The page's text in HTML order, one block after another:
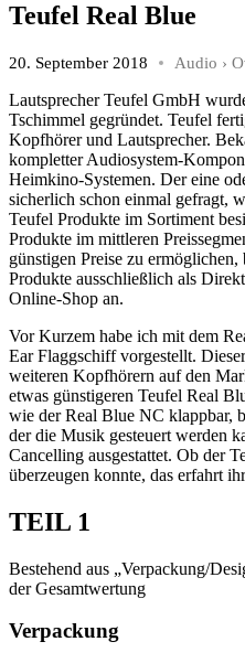
Teufel Real Blue
20. September 2018 Audio ›
Lautsprecher Teufel GmbH
Tschimmel gegründet. Teufel
Kopfhörer und Lautsprecher.
kompletter Audiosystem-
Heimkino-Systemen. Der eine
sicherlich schon einmal gefragt,
Teufel Produkte im Sortiment
Produkte im mittleren
günstigen Preise zu
Produkte ausschließlich als
Online-Shop an.
Vor Kurzem habe ich mit dem
Ear Flaggschiff vorgestellt.
weiteren Kopfhörern auf den
etwas günstigeren Teufel Real
wie der Real Blue NC klappbar,
der die Musik gesteuert werden
Cancelling ausgestattet. Ob der
überzeugen konnte, das erfahrt
TEIL 1
Bestehend aus „Verpackung/
der Gesamtwertung
Verpackung